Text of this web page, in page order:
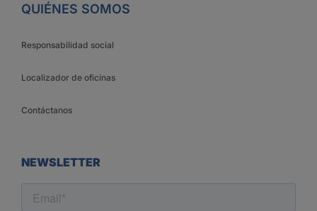
QUIÉNES SOMOS
Responsabilidad social
Localizador de oficinas
Contáctanos
NEWSLETTER